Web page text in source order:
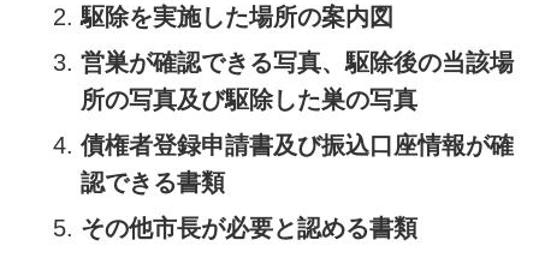
駆除を実施した場所の案内図
営巣が確認できる写真、駆除後の当該場
所の写真及び駆除した巣の写真
債権者登録申請書及び振込口座情報が確
認できる書類
その他市長が必要と認める書類